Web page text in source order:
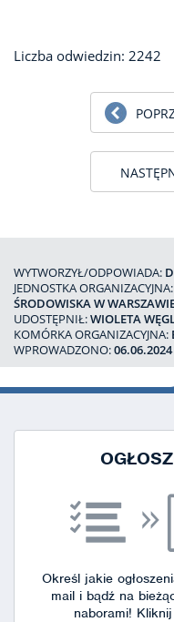
Liczba odwiedzin: 2242
WYTWORZYŁ/ODPOWIADA:
JEDNOSTKA ORGANIZACYJNA:
ŚRODOWISKA W
UDOSTĘPNIŁ:WIOLETA
KOMÓRKA ORGANIZACYJNA:
WPROWADZONO:06.06.2024
Określ jakie
mail i bądź na
naborami!